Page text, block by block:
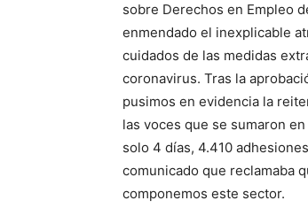
sobre Derechos en Empleo
enmendado el inexplicable
cuidados de las medidas
coronavirus. Tras la
pusimos en evidencia la
las voces que se sumaron
solo 4 días, 4.410
comunicado que reclamaba
componemos este sector.